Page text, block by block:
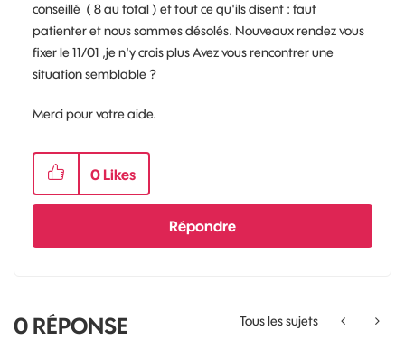
conseillé ( 8 au total ) et tout ce qu'ils disent : faut
patienter et nous sommes désolés. Nouveaux rendez vous
fixer le 11/01 ,je n'y crois plus Avez vous rencontrer une
situation semblable ?
Merci pour votre aide.
0 Likes
Répondre
Tous les sujets
0 RÉPONSE